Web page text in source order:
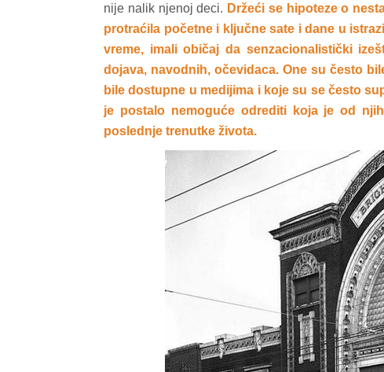
nije nalik njenoj deci. Držeći se hipoteze o
protraćila početne i ključne sate i dane u
vreme, imali običaj da senzacionalistički
dojava, navodnih, očevidaca. One su često
bile dostupne u medijima i koje su se često
je postalo nemoguće odrediti koja je od
poslednje trenutke života.